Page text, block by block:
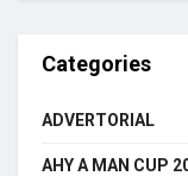
Categories
ADVERTORIAL
AHY A MAN CUP